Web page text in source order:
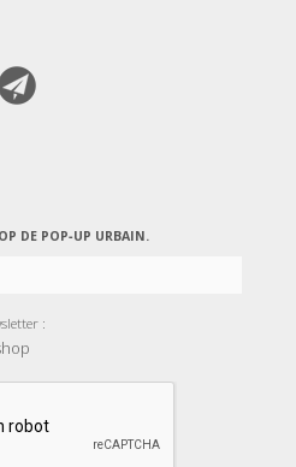
DE POP‑UP URBAIN.
: